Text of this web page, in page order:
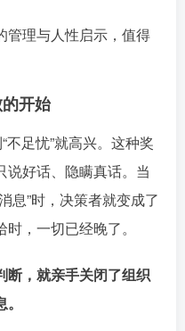
管理与人性启示，值得
开始
不足忧”就高兴。这种奖
说好话、隐瞒真话。当
息”时，决策者就变成了
，一切已经晚了。󠄹󠅀󠄪󠄢󠄡󠄦󠄞󠄧󠄣󠄞󠄢󠄡󠄦󠄞󠄡󠄧󠄢󠅬󠅅󠅃󠄵󠅂󠄪󠅗󠅥󠅕󠅣󠅤󠅬󠅄󠄹󠄽󠄵󠄪󠄢󠄠󠄢󠄦󠄝󠄠󠄨󠄝󠄡󠄠󠄐󠄡󠄠󠄪󠄠󠄥󠄪󠄠󠄩󠅬󠅨󠅙󠅑󠅟󠅗󠅒󠄞󠅓󠅟󠅝󠄐󠇕󠆠󠅿󠇖󠆄󠆩󠇕󠅿󠆈󠇗󠆭󠆁󠄐󠇗󠅹󠅸󠇖󠆍󠅳󠇖󠅹󠅰󠇖󠆌󠅹
断，就亲手关闭了组织